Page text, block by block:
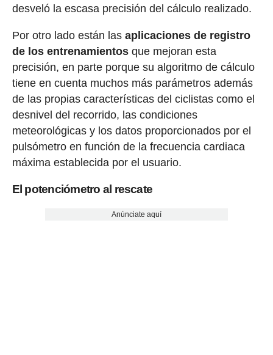
desveló la escasa precisión del cálculo realizado.
Por otro lado están las aplicaciones de registro
de los entrenamientosque mejoran esta
precisión, en parte porque su algoritmo de cálculo
tiene en cuenta muchos más parámetros además
de las propias características del ciclistas como el
desnivel del recorrido, las condiciones
meteorológicas y los datos proporcionados por el
pulsómetro en función de la frecuencia cardiaca
máxima establecida por el usuario.
El potenciómetro al rescate
Anúnciate aquí